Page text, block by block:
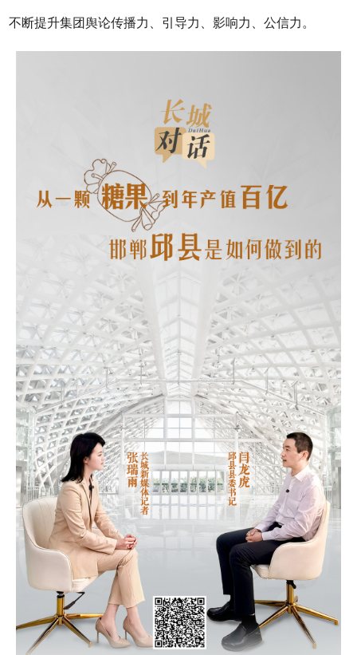
不断提升集团舆论传播力、引导力、影响力、公信力。